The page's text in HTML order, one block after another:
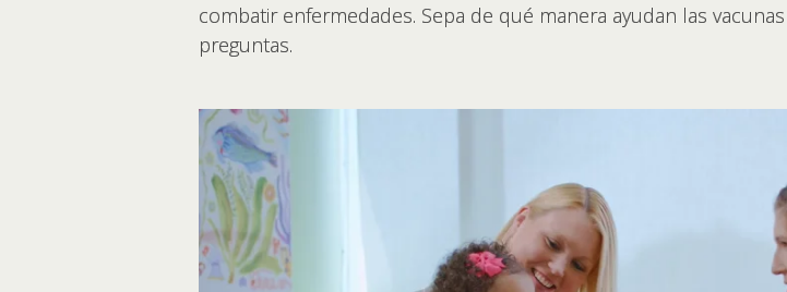
combatir enfermedades. Sepa de qué manera ayudan las
preguntas.